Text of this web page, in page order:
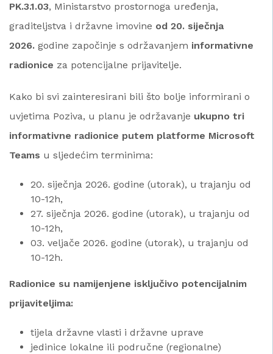
PK.3.1.03, Ministarstvo prostornoga uređenja,
graditeljstva i državne imovine od 20. siječnja
2026. godine započinje s održavanjem informativne
radionice za potencijalne prijavitelje.
Kako bi svi zainteresirani bili što bolje informirani o
uvjetima Poziva, u planu je održavanje ukupno tri
informativne radionice putem platforme Microsoft
Teams u sljedećim terminima:
20. siječnja 2026. godine (utorak), u trajanju od
10-12h,
27. siječnja 2026. godine (utorak), u trajanju od
10-12h,
03. veljače 2026. godine (utorak), u trajanju od
10-12h.
Radionice su namijenjene isključivo potencijalnim
prijaviteljima:
tijela državne vlasti i državne uprave
jedinice lokalne ili područne (regionalne)